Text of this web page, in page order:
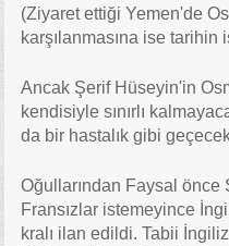
(Ziyaret ettiği Yemen'de
karşılanmasına ise tarihin
Ancak Şerif Hüseyin'in
kendisiyle sınırlı
da bir hastalık gibi
Oğullarından Faysal önce
Fransızlar istemeyince
kralı ilan edildi. Tabii